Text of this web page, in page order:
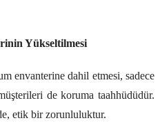
Yükseltilmesi
envanterine dahil etmesi, sadece
de koruma taahhüdüdür.
etik bir zorunluluktur.